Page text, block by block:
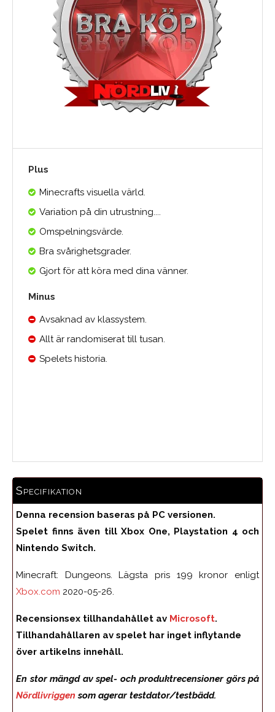
Plus
Minecrafts visuella värld.
Variation på din utrustning....
Omspelningsvärde.
Bra svårighetsgrader.
Gjort för att köra med dina vänner.
Minus
Avsaknad av klassystem.
Allt är randomiserat till tusan.
Spelets historia.
Specifikation
Denna recension baseras på PC versionen.
Spelet finns även till Xbox One, Playstation 4 och
Nintendo Switch.
Minecraft: Dungeons. Lägsta pris 199 kronor enligt
Xbox.com 2020-05-26.
Recensionsex tillhandahållet av Microsoft.
Tillhandahållaren av spelet har inget inflytande
över artikelns innehåll.
En stor mängd av spel- och produktrecensioner görs på
Nördlivriggen som agerar testdator/testbädd.